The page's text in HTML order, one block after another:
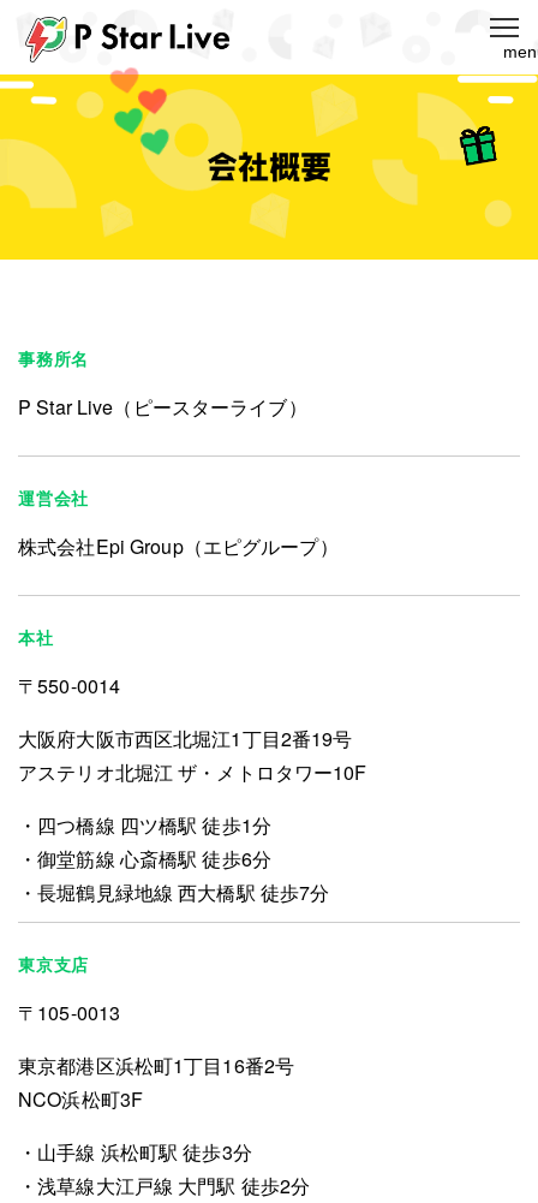
MENU
事務所名
P Star Live（ピースターライブ）
運営会社
株式会社Epi Group（エピグループ）
本社
〒550-0014
大阪府大阪市西区北堀江1丁目2番19号
アステリオ北堀江 ザ・メトロタワー10F
四つ橋線 四ツ橋駅 徒歩1分
御堂筋線 心斎橋駅 徒歩6分
長堀鶴見緑地線 西大橋駅 徒歩7分
東京支店
〒105-0013
東京都港区浜松町1丁目16番2号
NCO浜松町3F
山手線 浜松町駅 徒歩3分
浅草線大江戸線 大門駅 徒歩2分